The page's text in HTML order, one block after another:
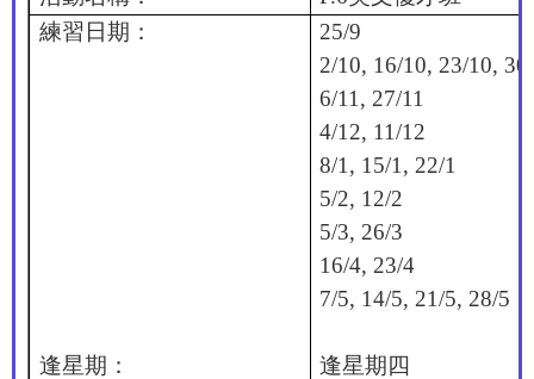
練習日期：
逢星期：
25/9
2/10, 16/10, 23/10,
6/11, 27/11
4/12, 11/12
8/1, 15/1, 22/1
5/2, 12/2
5/3, 26/3
16/4, 23/4
7/5, 14/5, 21/5, 28/5
逢星期四